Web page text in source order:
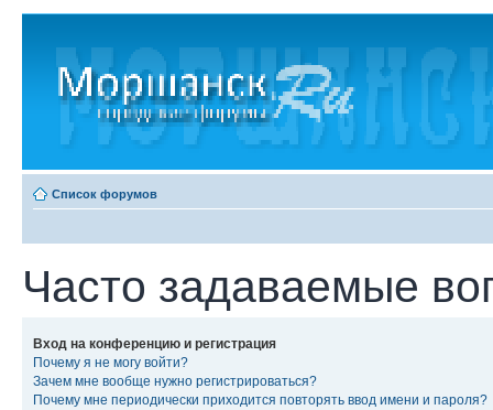
Список форумов
Часто задаваемые
Вход на конференцию и регистрация
Почему я не могу войти?
Зачем мне вообще нужно регистрироваться?
Почему мне периодически приходится повторять ввод имени и пароля?